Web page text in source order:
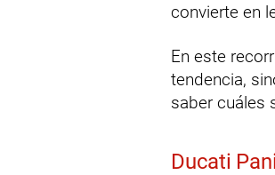
convierte en
En este
tendencia,
saber cuáles
Ducati